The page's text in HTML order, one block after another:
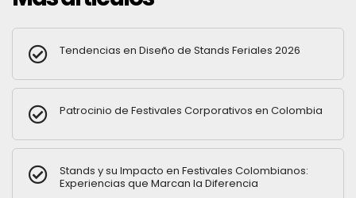
Tendencias en Diseño de Stands Feriales 2026
Patrocinio de Festivales Corporativos en Colombia
Stands y su Impacto en Festivales Colombianos:
Experiencias que Marcan la Diferencia